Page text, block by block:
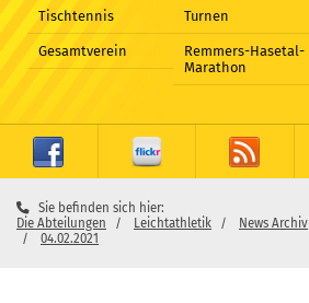
Tischtennis Turnen
Gesamtverein
Remmers-Hasetal-
Marathon
Sie befinden sich hier:
Die Abteilungen
Leichtathletik News Archiv
04.02.2021